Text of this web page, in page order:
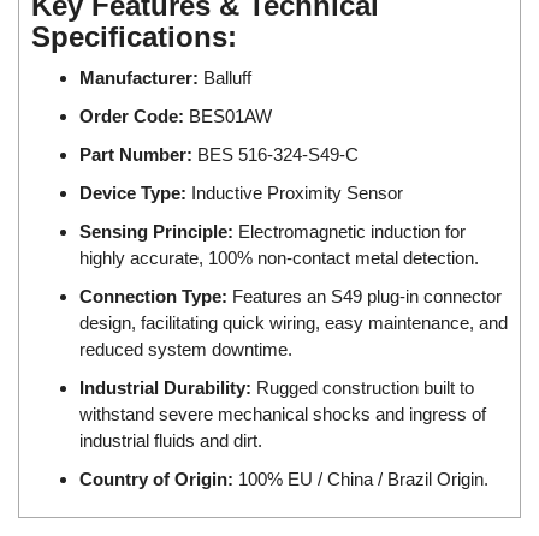
DUCATI
Duclean
Dukin Besko
Dunkermotoren
Durag
Dwyer
Dynisco
E+E ELEKTRONIK
Earthtech
Eaton
EBMPAPST
Specifications:
Manufacturer: Balluff
Order Code: BES01AW
Part Number: BES 516-324-S49-C
Device Type: Inductive Proximity Sensor
Sensing Principle: Electromagnetic induction for
highly accurate, 100% non-contact metal detection.
Connection Type: Features an S49 plug-in connector
design, facilitating quick wiring, easy maintenance, and
reduced system downtime.
Industrial Durability: Rugged construction built to
withstand severe mechanical shocks and ingress of
industrial fluids and dirt.
Country of Origin: 100% EU / China / Brazil Origin.